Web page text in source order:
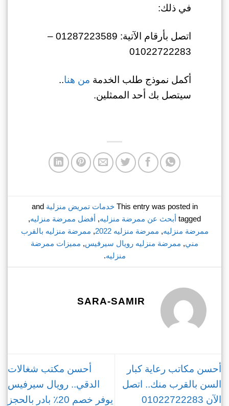
في ذلك:
اتصل بأرقام الآتية: 01287223589 –
01022722283
أكمل نموذج طلب الخدمة من هنا..
سيتصل بك أحد الممثلين.
This entry was posted in خدمات تمريض منزلية and
tagged أبحث عن ممرضة منزليه, أفضل ممرضة منزليه,
ممرضة منزليه, ممرضة منزليه 2022 , ممرضة منزليه بالقرب
مني, ممرضة منزليه رويال سيرفيس, مميزات ممرضة
منزليه.
SARA-SAMIR
أحسن مكاتب رعاية كبار
السن بالقرب منك.. اتصل
الآن 01022722283
أحسن مكتب شغالات
الدقي.. رويال سيرفيس
يوفر خصم 20٪ بادر بالحجز